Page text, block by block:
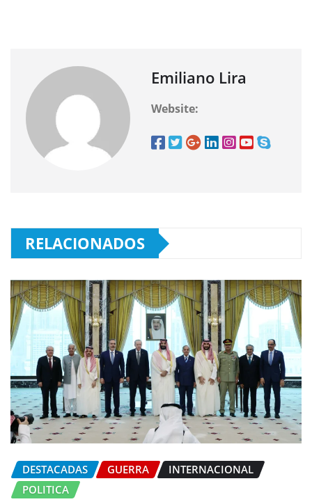
Emiliano Lira
Website:
RELACIONADOS
DESTACADAS GUERRA
INTERNACIONAL
POLITICA